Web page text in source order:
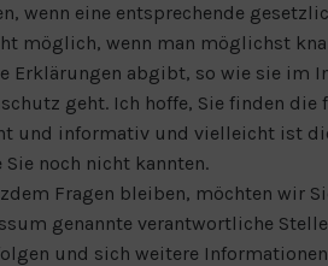
wenn eine entsprechende
möglich, wenn man möglichst
Erklärungen abgibt, so wie sie im
geht. Ich hoffe, Sie finden die
und informativ und vielleicht ist
noch nicht kannten.
Fragen bleiben, möchten wir
genannte verantwortliche
und sich weitere